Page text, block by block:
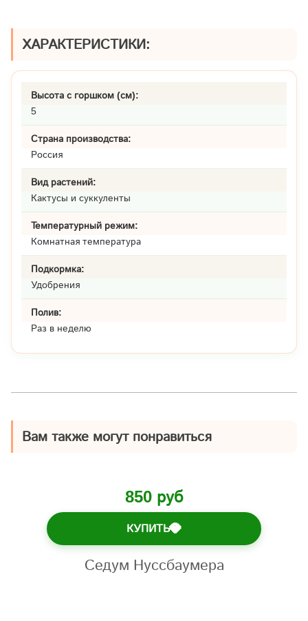
ХАРАКТЕРИСТИКИ:
Высота с горшком (см):
5
Страна производства:
Россия
Вид растений:
Кактусы и суккуленты
Температурный режим:
Комнатная температура
Подкормка:
Удобрения
Полив:
Раз в неделю
Вам также могут понравиться
850 руб
КУПИТЬ💎
Седум Нуссбаумера